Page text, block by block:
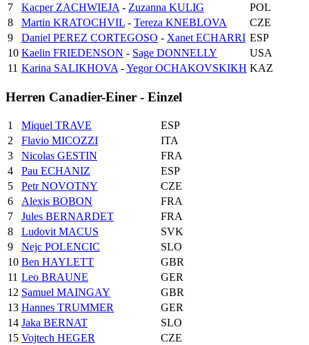
7
Kacper ZACHWIEJA - Zuzanna KULIG
POL
8
Martin KRATOCHVIL - Tereza KNEBLOVA
CZE
9
Daniel PEREZ CORTEGOSO - Xanet ECHARRI ESP
10 Kaelin FRIEDENSON - Sage DONNELLY
USA
11 Karina SALIKHOVA -Yegor OCHAKOVSKIKH KAZ
Herren Canadier-Einer - Einzel
1 Miquel TRAVE
ESP
2
Flavio MICOZZI
ITA
3
Nicolas GESTIN
FRA
4
Pau ECHANIZ
ESP
5
Petr NOVOTNY
CZE
6
Alexis BOBON
FRA
7
Jules BERNARDET
FRA
8
Ludovit MACUS
SVK
9
Nejc POLENCIC
SLO
10 Ben HAYLETT
GBR
11 Leo BRAUNE
GER
12 Samuel MAINGAY
GBR
13 Hannes TRUMMER
GER
14 Jaka BERNAT
SLO
15 Vojtech HEGER
CZE